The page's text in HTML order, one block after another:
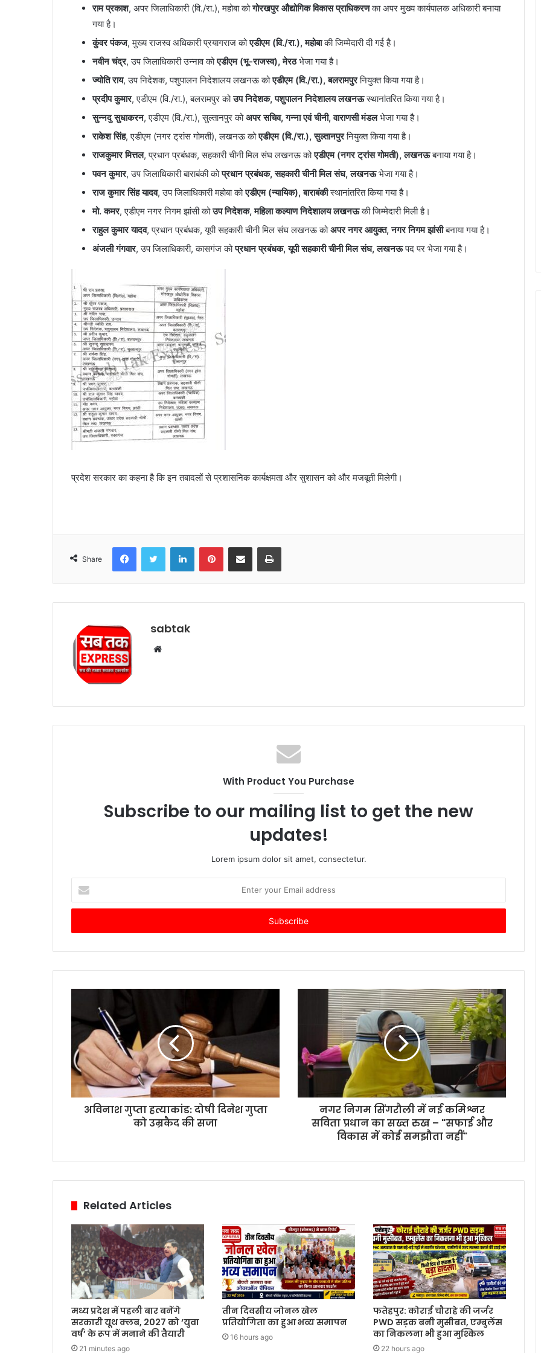
राम प्रकाश, अपर जिलाधिकारी (वि./रा.), महोबा कोगोरखपुर औद्योगिक विकास प्राधिकरणका अपर मुख्य कार्यपालक अधिकारी बनाया
गया है।
कुंवर पंकज, मुख्य राजस्व अधिकारी प्रयागराज कोएडीएम (वि./रा.), महोबाकी जिम्मेदारी दी गई है।
नवीन चंद्र, उप जिलाधिकारी उन्नाव कोएडीएम (भू-राजस्व), मेरठभेजा गया है।
ज्योति राय, उप निदेशक, पशुपालन निदेशालय लखनऊ कोएडीएम (वि./रा.), बलरामपुरनियुक्त किया गया है।
प्रदीप कुमार, एडीएम (वि./रा.), बलरामपुर कोउप निदेशक, पशुपालन निदेशालय लखनऊस्थानांतरित किया गया है।
सुन्नदु सुधाकरन, एडीएम (वि./रा.), सुल्तानपुर कोअपर सचिव, गन्ना एवं चीनी, वाराणसी मंडलभेजा गया है।
राकेश सिंह, एडीएम (नगर ट्रांस गोमती), लखनऊ कोएडीएम (वि./रा.), सुल्तानपुरनियुक्त किया गया है।
राजकुमार मित्तल, प्रधान प्रबंधक, सहकारी चीनी मिल संघ लखनऊ कोएडीएम (नगर ट्रांस गोमती), लखनऊबनाया गया है।
पवन कुमार, उप जिलाधिकारी बाराबंकी कोप्रधान प्रबंधक, सहकारी चीनी मिल संघ, लखनऊभेजा गया है।
राज कुमार सिंह यादव, उप जिलाधिकारी महोबा कोएडीएम (न्यायिक), बाराबंकीस्थानांतरित किया गया है।
मो. कमर, एडीएम नगर निगम झांसी कोउप निदेशक, महिला कल्याण निदेशालय लखनऊकी जिम्मेदारी मिली है।
राहुल कुमार यादव, प्रधान प्रबंधक, यूपी सहकारी चीनी मिल संघ लखनऊ कोअपर नगर आयुक्त, नगर निगम झांसीबनाया गया है।
अंजली गंगवार, उप जिलाधिकारी, कासगंज कोप्रधान प्रबंधक, यूपी सहकारी चीनी मिल संघ, लखनऊपद पर भेजा गया है।
प्रदेश सरकार का कहना है कि इन तबादलों से प्रशासनिक कार्यक्षमता और सुशासन को और मजबूती मिलेगी।
Share
FacebookTwitter LinkedInPinterestShare via Email Print
sabtak
Website
With Product You Purchase
Subscribe to our mailing list to get the new
updates!
Lorem ipsum dolor sit amet, consectetur.
your
Email
अविनाश गुप्ता हत्याकांड: दोषी दिनेश गुप्ता
को उम्रकैद की सजा
नगर निगम सिंगरौली में नई कमिश्नर
सविता प्रधान का सख्त रुख – "सफाई और
विकास में कोई समझौता नहीं"
Related Articles
मध्य प्रदेश में पहली बार बनेंगे
सरकारी यूथ क्लब, 2027 को ‘युवा
वर्ष’ के रूप में मनाने की तैयारी
21 minutes ago
तीन दिवसीय जोनल खेल
प्रतियोगिता का हुआ भव्य समापन
16 hours ago
फतेहपुर: कोराई चौराहे की जर्जर
PWD सड़क बनी मुसीबत, एम्बुलेंस
का निकलना भी हुआ मुश्किल
22 hours ago